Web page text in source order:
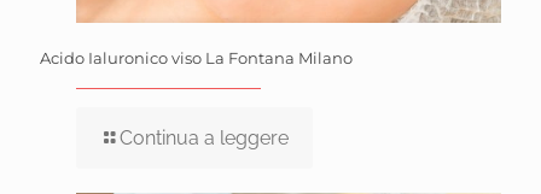
Acido Ialuronico viso La Fontana Milano
Continua a leggere